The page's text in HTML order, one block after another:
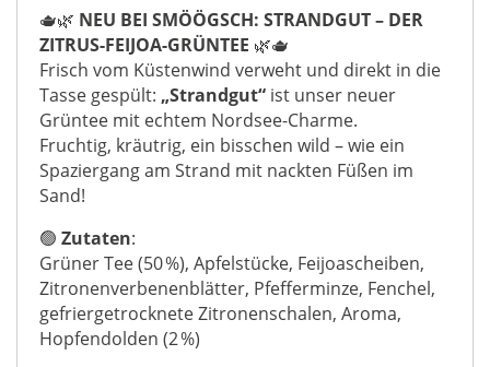
🫖🌿 NEU BEI SMÖÖGSCH: STRANDGUT – DER
ZITRUS-FEIJOA-GRÜNTEE 🌿🫖
Frisch vom Küstenwind verweht und direkt in die
Tasse gespült: „Strandgut“ ist unser neuer
Grüntee mit echtem Nordsee-Charme.
Fruchtig, kräutrig, ein bisschen wild – wie ein
Spaziergang am Strand mit nackten Füßen im
Sand!
🟢 Zutaten:
Grüner Tee (50 %), Apfelstücke, Feijoascheiben,
Zitronenverbenenblätter, Pfefferminze, Fenchel,
gefriergetrocknete Zitronenschalen, Aroma,
Hopfendolden (2 %)